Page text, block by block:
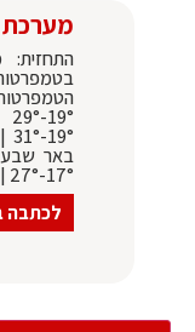
מערכת
התחזית:
17°-27° | לתחזית המלאה >>
לכתבה